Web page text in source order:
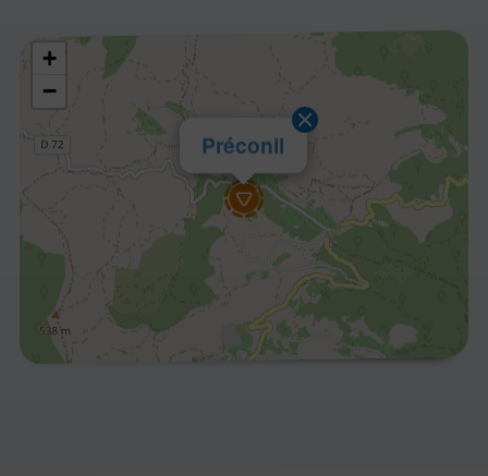
Préconil
+
−